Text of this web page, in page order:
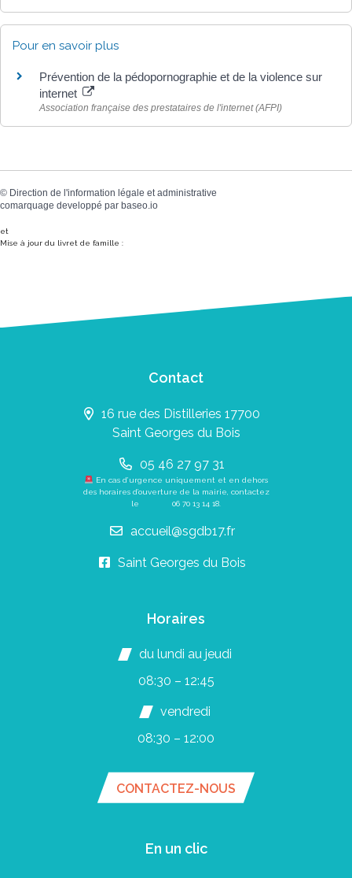
Pour en savoir plus
Prévention de la pédopornographie et de la violence sur
internet
Association française des prestataires de l'internet (AFPI)
© Direction de l'information légale et administrative
comarquage developpé par baseo.io
et
Mise à jour du livret de famille :
Contact
16 rue des Distilleries 17700
Saint Georges du Bois
05 46 27 97 31
En cas d’urgence uniquement et en dehors
des horaires d’ouverture de la mairie, contactez
le 06 70 13 14 18
accueil@sgdb17.fr
Saint Georges du Bois
Horaires
du lundi au jeudi
08:30 – 12:45
vendredi
08:30 – 12:00
CONTACTEZ-NOUS
En un clic